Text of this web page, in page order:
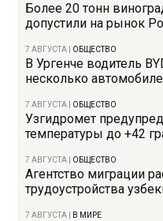
Более 20 тонн
допустили на рынок
7 АВГУСТА ОБЩЕСТВО
В Ургенче водитель
несколько
7 АВГУСТА ОБЩЕСТВО
Узгидромет
температуры до +42
7 АВГУСТА ОБЩЕСТВО
Агентство миграции
трудоустройства
7 АВГУСТА В МИРЕ